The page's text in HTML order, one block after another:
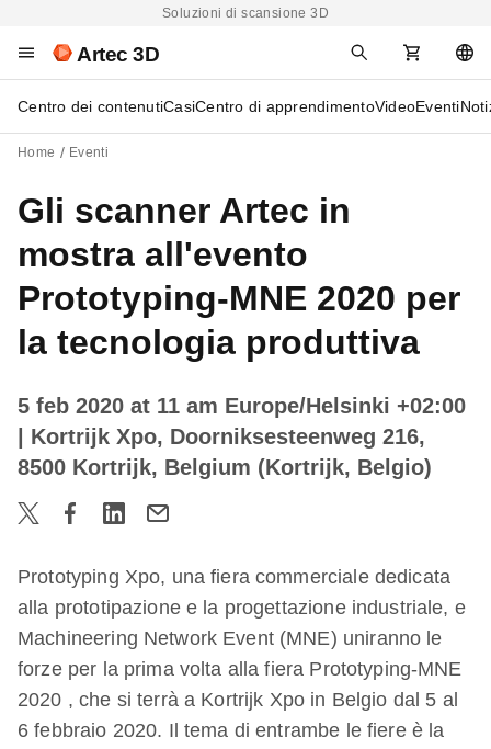
Soluzioni di scansione 3D
Artec 3D
Centro dei contenutiCasiCentro di apprendimentoVideoEventi
Home Eventi
Gli scanner Artec in
mostra all'evento
Prototyping-MNE 2020 per
la tecnologia produttiva
5 feb 2020 at 11 am Europe/Helsinki +02:00
| Kortrijk Xpo, Doorniksesteenweg 216,
8500 Kortrijk, Belgium (Kortrijk, Belgio)
Prototyping Xpo, una fiera commerciale dedicata
alla prototipazione e la progettazione industriale, e
Machineering Network Event (MNE) uniranno le
forze per la prima volta alla fiera Prototyping-MNE
2020 , che si terrà a Kortrijk Xpo in Belgio dal 5 al
6 febbraio 2020. Il tema di entrambe le fiere è la